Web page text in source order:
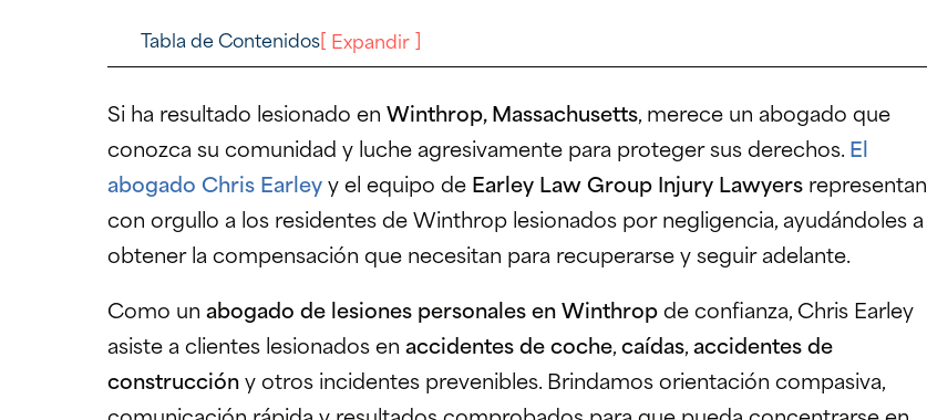
Tabla de Contenidos[ Expandir]
Si ha resultado lesionado en Winthrop, Massachusetts, merece un abogado que
conozca su comunidad y luche agresivamente para proteger sus derechos. El
abogado Chris Earleyy el equipo de Earley Law Group Injury Lawyers representan
con orgullo a los residentes de Winthrop lesionados por negligencia, ayudándoles a
obtener la compensación que necesitan para recuperarse y seguir adelante.
Como un abogado de lesiones personales en Winthropde confianza, Chris Earley
asiste a clientes lesionados en accidentes de coche,caídas,accidentes de
construccióny otros incidentes prevenibles. Brindamos orientación compasiva,